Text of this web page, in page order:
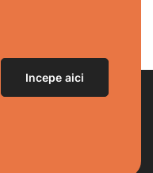
Incepe aici